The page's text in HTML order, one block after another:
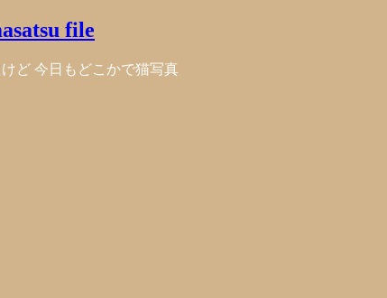
file
ど 今日もどこかで猫写真